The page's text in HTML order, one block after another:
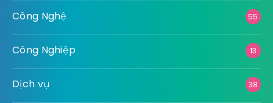
Công Nghệ 55
Công Nghiệp 13
Dịch vụ 38